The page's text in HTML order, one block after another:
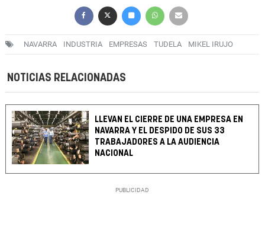
NAVARRA INDUSTRIA EMPRESAS TUDELA MIKEL IRUJO
NOTICIAS RELACIONADAS
LLEVAN EL CIERRE DE UNA EMPRESA EN
NAVARRA Y EL DESPIDO DE SUS 33
TRABAJADORES A LA AUDIENCIA
NACIONAL